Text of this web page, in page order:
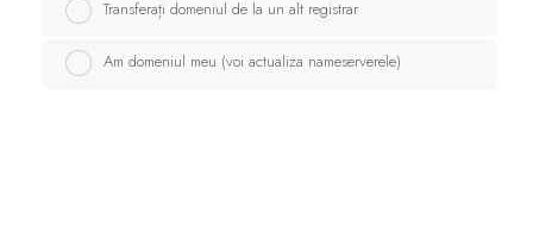
Licente cPanel WHM / WHMSonic
Transferați domeniul de la un alt registrar
Am domeniul meu (voi actualiza nameserverele)